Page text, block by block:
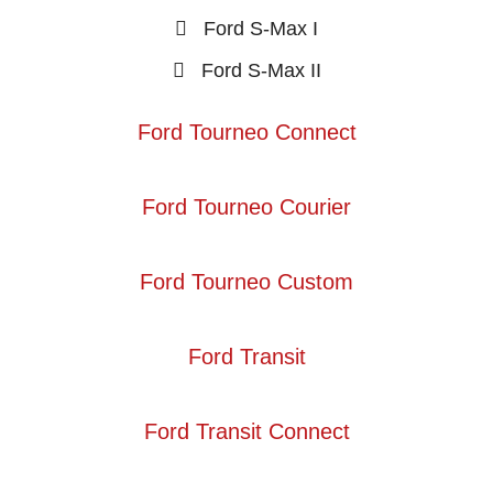
Ford S-Max I
Ford S-Max II
Ford Tourneo Connect
Ford Tourneo Courier
Ford Tourneo Custom
Ford Transit
Ford Transit Connect